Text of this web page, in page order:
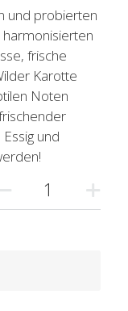
und probierten
frische
Karotte
Noten
und